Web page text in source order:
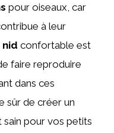
pour oiseaux, car
à leur
nid confortable est
faire reproduire
dans ces
sûr de créer un
sain pour vos petits